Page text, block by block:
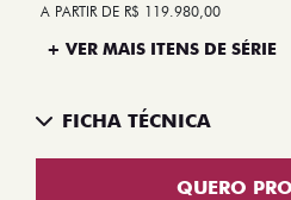
A PARTIR DE R$ 119.980,00
+ VER MAIS ITENS DE SÉRIE
FICHA TÉCNICA
QUERO